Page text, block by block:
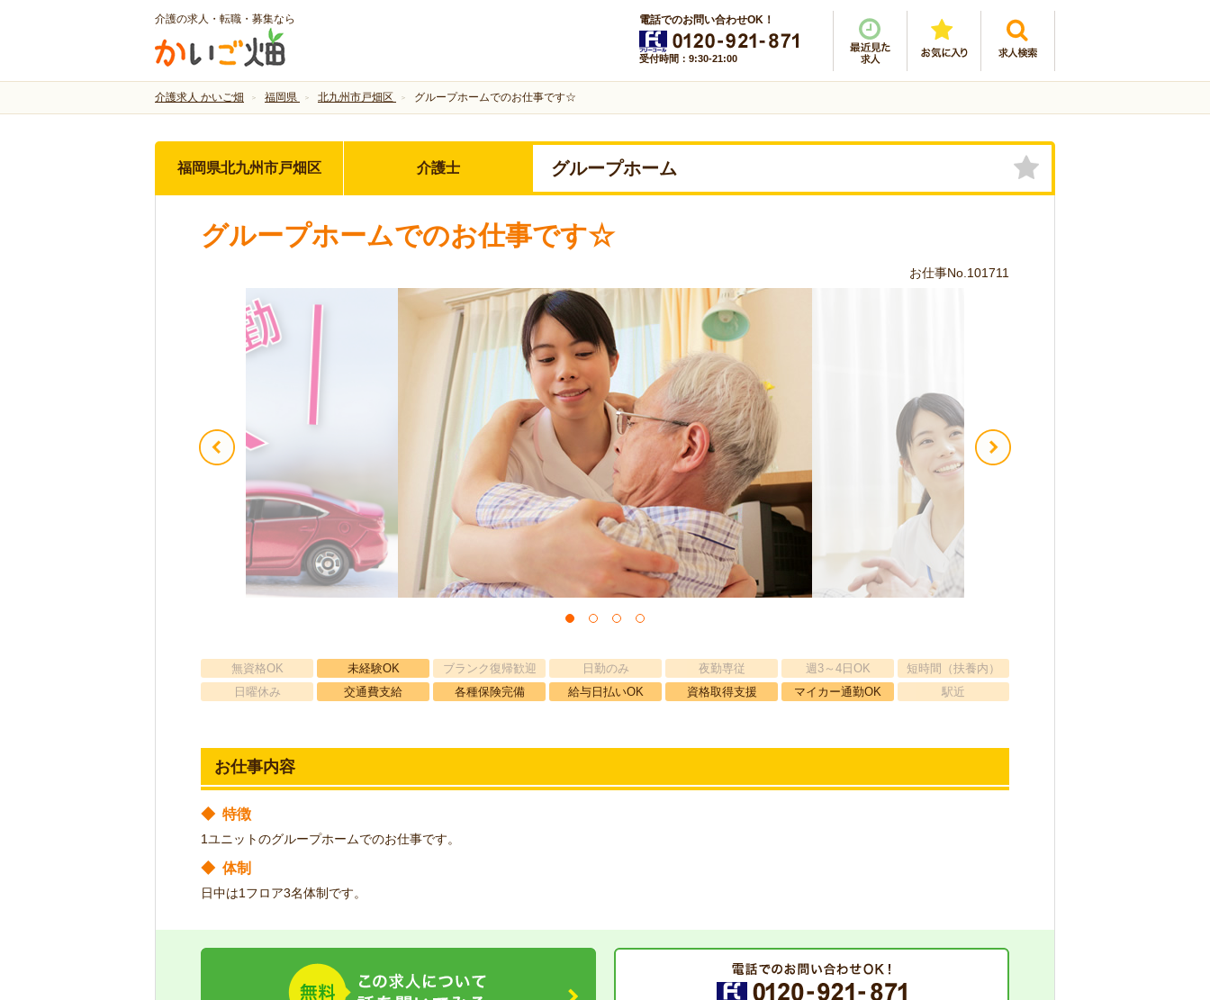
介護の求人・転職・募集なら 電話でのお問い合わせOK！
受付時間：9:30-21:00
介護求人 かいご畑 福岡県 北九州市戸畑区 グループホームでのお仕事です☆
福岡県北九州市戸畑区 介護士 グループホーム
グループホームでのお仕事です☆
お仕事No.101711
無資格OK 未経験OK ブランク復帰歓迎 日勤のみ 夜勤専従 週3～4日OK
短時間（扶養内）
日曜休み
交通費支給 各種保険完備 給与日払いOK 資格取得支援 マイカー通勤OK 駅近
お仕事内容
◆ 特徴
1ユニットのグループホームでのお仕事です。
◆ 体制
日中は1フロア3名体制です。